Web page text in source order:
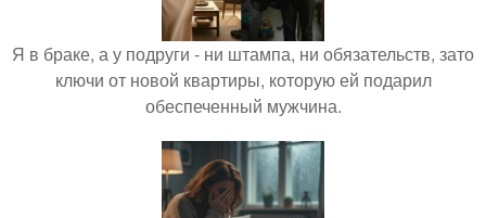
Я в браке, а у подруги - ни штампа, ни обязательств, зато
ключи от новой квартиры, которую ей подарил
обеспеченный мужчина.